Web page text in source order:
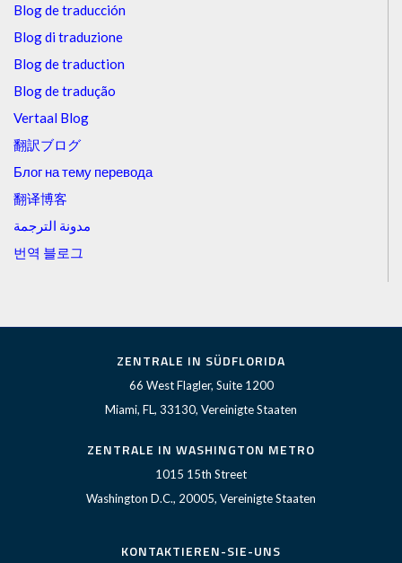
Blog de traducción
Blog di traduzione
Blog de traduction
Blog de tradução
Vertaal Blog
翻訳ブログ
Блог на тему перевода
翻译博客
مدونة الترجمة
번역 블로그
ZENTRALE IN SÜDFLORIDA
66 West Flagler, Suite 1200
Miami, FL, 33130, Vereinigte Staaten
ZENTRALE IN WASHINGTON METRO
1015 15th Street
Washington D.C., 20005, Vereinigte Staaten
KONTAKTIEREN-SIE-UNS